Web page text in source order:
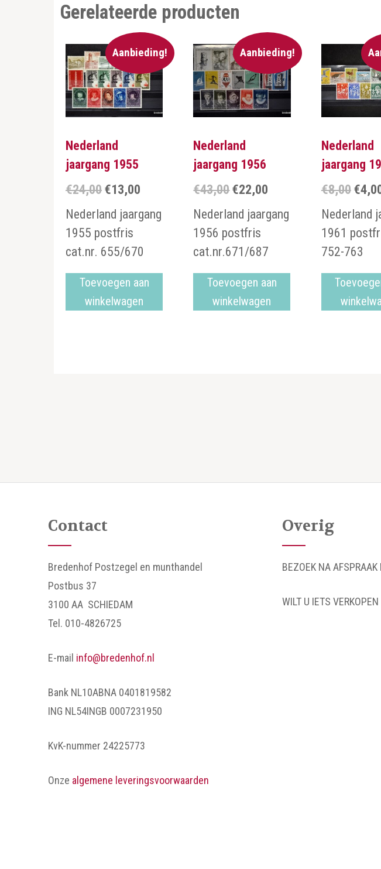
Gerelateerde producten
Aanbieding!
Nederland
jaargang 1955
€24,00 Oorspronkelijke
prijs
was:
€24,00.
€13,00
€13,00.
Nederland jaargang
1955 postfris
cat.nr. 655/670
Toevoegen aan
winkelwagen
Aanbieding!
Nederland
jaargang 1956
€43,00 Oorspronkelijke
prijs
was:
€43,00.
€22,00
€22,00.
Nederland jaargang
1956 postfris
cat.nr.671/687
Toevoegen aan
winkelwagen
Nederland
jaargang
€8,00
prijs
was:
€8,00.
€
Nederland
1961
752-763
Contact
Bredenhof Postzegel en munthandel
Postbus 37
3100 AA SCHIEDAM
Tel. 010-4826725
E-mail info@bredenhof.nl
Bank NL10ABNA 0401819582
ING NL54INGB 0007231950
KvK-nummer 24225773
Onze algemene leveringsvoorwaarden
Overig
BEZOEK NA AFSPRAAK
WILT U IETS